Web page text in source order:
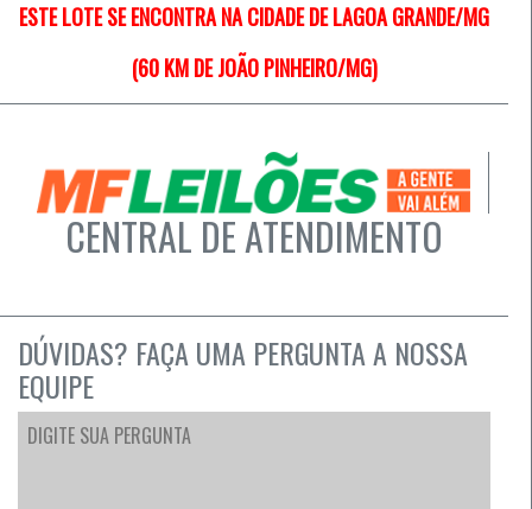
ESTE LOTE SE ENCONTRA NA CIDADE DE LAGOA GRANDE/MG
(60 KM DE JOÃO PINHEIRO/MG)
CENTRAL DE ATENDIMENTO
DÚVIDAS? FAÇA UMA PERGUNTA A NOSSA
EQUIPE